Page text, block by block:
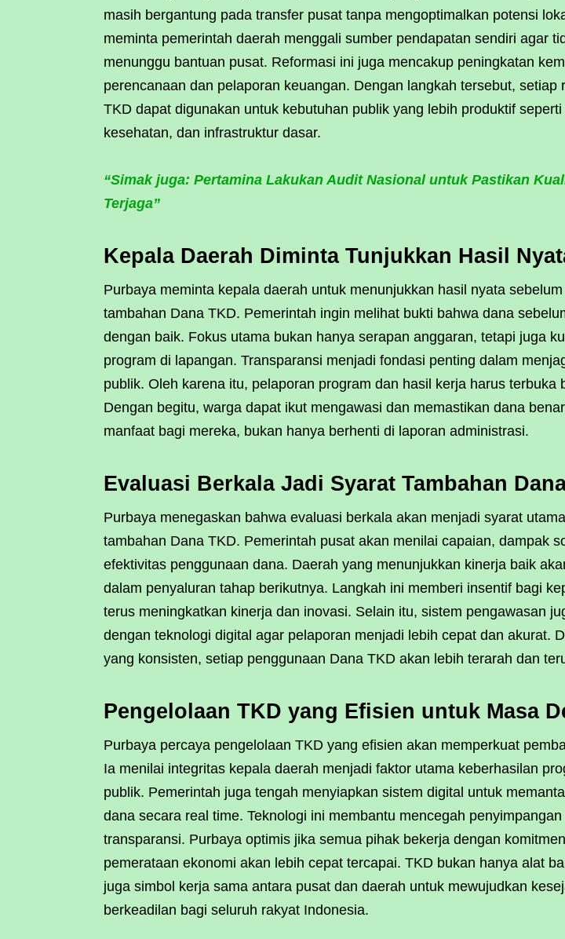
masih bergantung pada transfer pusat tanpa mengoptimalkan potensi
meminta pemerintah daerah menggali sumber pendapatan sendiri agar
menunggu bantuan pusat. Reformasi ini juga mencakup peningkatan
perencanaan dan pelaporan keuangan. Dengan langkah tersebut, setiap
TKD dapat digunakan untuk kebutuhan publik yang lebih produktif
kesehatan, dan infrastruktur dasar.
“Simak juga: Pertamina Lakukan Audit Nasional untuk Pastikan
Terjaga”
Kepala Daerah Diminta Tunjukkan Hasil
Purbaya meminta kepala daerah untuk menunjukkan hasil nyata
tambahan Dana TKD. Pemerintah ingin melihat bukti bahwa dana
dengan baik. Fokus utama bukan hanya serapan anggaran, tetapi juga
program di lapangan. Transparansi menjadi fondasi penting dalam
publik. Oleh karena itu, pelaporan program dan hasil kerja harus terbuka
Dengan begitu, warga dapat ikut mengawasi dan memastikan dana
manfaat bagi mereka, bukan hanya berhenti di laporan administrasi.
Evaluasi Berkala Jadi Syarat Tambahan
Purbaya menegaskan bahwa evaluasi berkala akan menjadi syarat
tambahan Dana TKD. Pemerintah pusat akan menilai capaian, dampak
efektivitas penggunaan dana. Daerah yang menunjukkan kinerja baik
dalam penyaluran tahap berikutnya. Langkah ini memberi insentif bagi
terus meningkatkan kinerja dan inovasi. Selain itu, sistem pengawasan
dengan teknologi digital agar pelaporan menjadi lebih cepat dan akurat.
yang konsisten, setiap penggunaan Dana TKD akan lebih terarah dan
Pengelolaan TKD yang Efisien untuk Masa
Purbaya percaya pengelolaan TKD yang efisien akan memperkuat
Ia menilai integritas kepala daerah menjadi faktor utama keberhasilan
publik. Pemerintah juga tengah menyiapkan sistem digital untuk
dana secara real time. Teknologi ini membantu mencegah
transparansi. Purbaya optimis jika semua pihak bekerja dengan
pemerataan ekonomi akan lebih cepat tercapai. TKD bukan hanya alat
juga simbol kerja sama antara pusat dan daerah untuk mewujudkan
berkeadilan bagi seluruh rakyat Indonesia.